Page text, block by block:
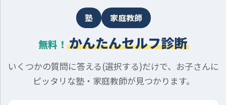
塾 家庭教師
無料！ かんたんセルフ診断
いくつかの質問に答える(選択する)だけで、お子さんに
ピッタリな塾・家庭教師が見つかります。